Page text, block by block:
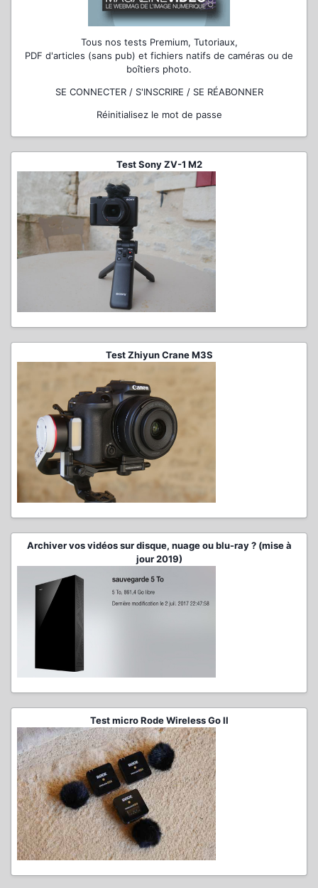
Tous nos tests Premium, Tutoriaux,
PDF d'articles (sans pub) et fichiers natifs de caméras ou de
boîtiers photo.
SE CONNECTER / S'INSCRIRE / SE RÉABONNER
Réinitialisez le mot de passe
Test Sony ZV-1 M2
Test Zhiyun Crane M3S
Archiver vos vidéos sur disque, nuage ou blu-ray ? (mise à
jour 2019)
Test micro Rode Wireless Go II